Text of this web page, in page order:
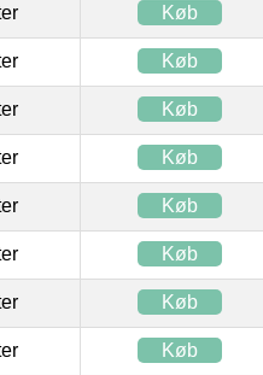
Køb
Køb
Køb
Køb
Køb
Køb
Køb
Køb